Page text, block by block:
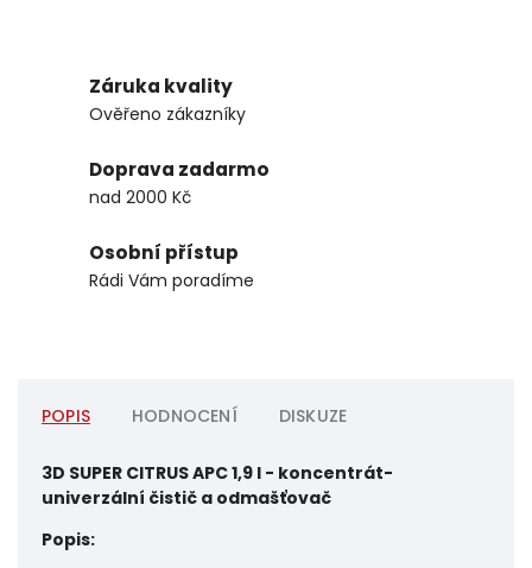
Záruka kvality
Ověřeno zákazníky
Doprava zadarmo
nad 2000 Kč
Osobní přístup
Rádi Vám poradíme
POPIS HODNOCENÍ DISKUZE
3D SUPER CITRUS APC 1,9 l - koncentrát-
univerzální čistič a odmašťovač
Popis: